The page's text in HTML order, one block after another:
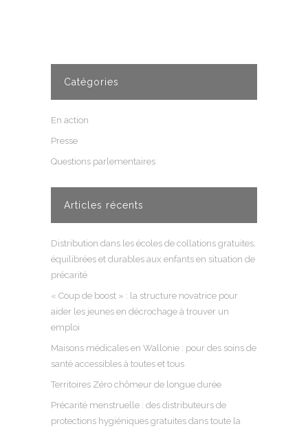
Catégories
En action
Presse
Questions parlementaires
Articles récents
Distribution dans les écoles de collations gratuites,
équilibrées et durables aux enfants en situation de
précarité
« Coup de boost » : la structure novatrice pour
aider les jeunes en décrochage à trouver un
emploi
Maisons médicales en Wallonie : pour des soins de
santé accessibles à toutes et tous
Territoires Zéro chômeur de longue durée
Précarité menstruelle : des distributeurs de
protections hygiéniques gratuites dans toute la